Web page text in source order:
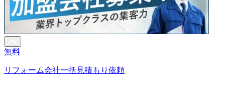
無料
リフォーム会社一括見積もり依頼